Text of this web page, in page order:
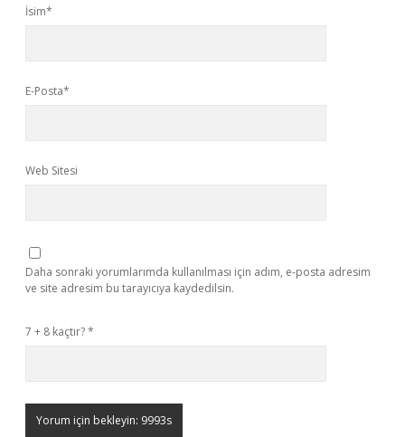
İsim*
E-Posta*
Web Sitesi
Daha sonraki yorumlarımda kullanılması için adım, e-posta adresim
ve site adresim bu tarayıcıya kaydedilsin.
7 + 8 kaçtır?*